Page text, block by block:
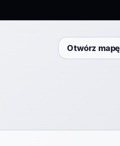
Otwórz mapę